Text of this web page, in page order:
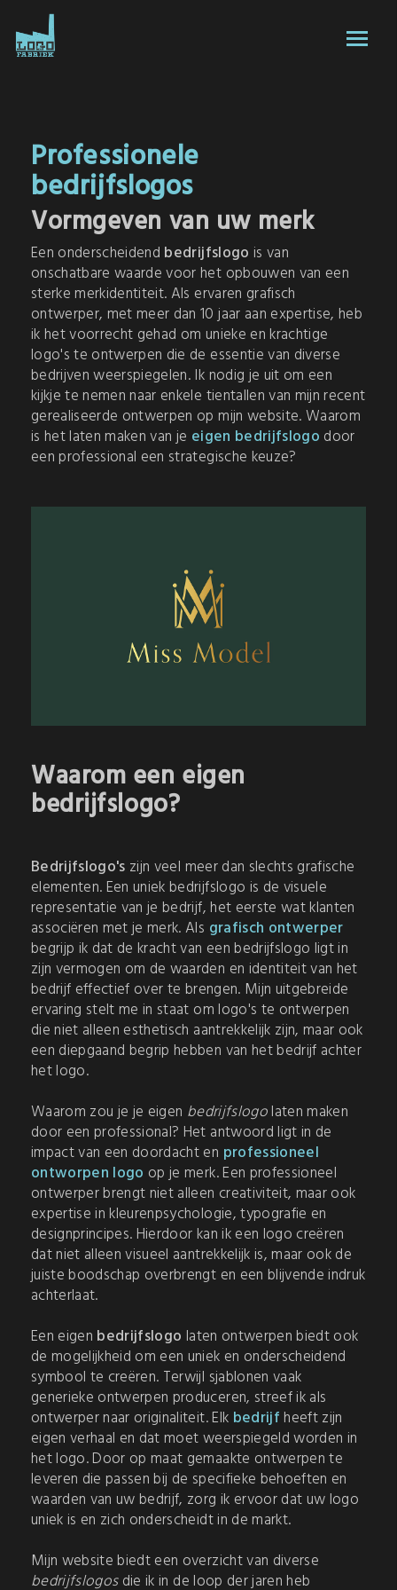
Professionele
bedrijfslogos
Vormgeven van uw merk
Een onderscheidend bedrijfslogo is van
onschatbare waarde voor het opbouwen van een
sterke merkidentiteit. Als ervaren grafisch
ontwerper, met meer dan 10 jaar aan expertise, heb
ik het voorrecht gehad om unieke en krachtige
logo's te ontwerpen die de essentie van diverse
bedrijven weerspiegelen. Ik nodig je uit om een
kijkje te nemen naar enkele tientallen van mijn recent
gerealiseerde ontwerpen op mijn website. Waarom
is het laten maken van je eigen bedrijfslogo door
een professional een strategische keuze?
Waarom een eigen
bedrijfslogo?
Bedrijfslogo's zijn veel meer dan slechts grafische
elementen. Een uniek bedrijfslogo is de visuele
representatie van je bedrijf, het eerste wat klanten
associëren met je merk. Als grafisch ontwerper
begrijp ik dat de kracht van een bedrijfslogo ligt in
zijn vermogen om de waarden en identiteit van het
bedrijf effectief over te brengen. Mijn uitgebreide
ervaring stelt me in staat om logo's te ontwerpen
die niet alleen esthetisch aantrekkelijk zijn, maar ook
een diepgaand begrip hebben van het bedrijf achter
het logo.
Waarom zou je je eigen bedrijfslogolaten maken
door een professional? Het antwoord ligt in de
impact van een doordacht en professioneel
ontworpen logo op je merk. Een professioneel
ontwerper brengt niet alleen creativiteit, maar ook
expertise in kleurenpsychologie, typografie en
designprincipes. Hierdoor kan ik een logo creëren
dat niet alleen visueel aantrekkelijk is, maar ook de
juiste boodschap overbrengt en een blijvende indruk
achterlaat.
Een eigen bedrijfslogo laten ontwerpen biedt ook
de mogelijkheid om een uniek en onderscheidend
symbool te creëren. Terwijl sjablonen vaak
generieke ontwerpen produceren, streef ik als
ontwerper naar originaliteit. Elk bedrijfheeft zijn
eigen verhaal en dat moet weerspiegeld worden in
het logo. Door op maat gemaakte ontwerpen te
leveren die passen bij de specifieke behoeften en
waarden van uw bedrijf, zorg ik ervoor dat uw logo
uniek is en zich onderscheidt in de markt.
Mijn website biedt een overzicht van diverse
bedrijfslogosdie ik in de loop der jaren heb